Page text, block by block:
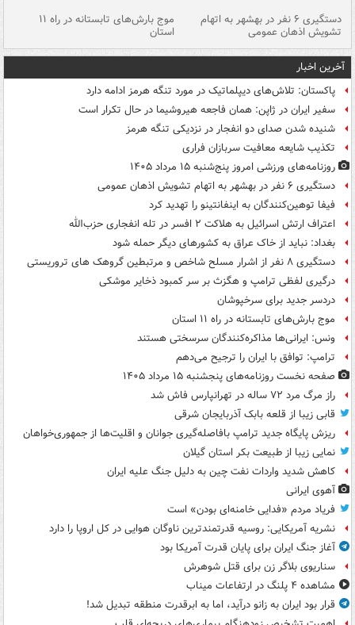
دستگیری ۶ نفر در بهشهر به اتهام
تشویش اذهان عمومی
موج بارش‌های تابستانه در راه ۱۱
استان
آخرین اخبار
پاکستان: تلاش‌های دیپلماتیک در مورد تنگه هرمز ادامه دارد
سفیر ایران در ژاپن: همان فاجعه هیروشیما در حال تکرار است
شنیده شدن صدای دو انفجار در نزدیکی تنگه هرمز
تکذیب شایعه معافیت سربازان فراری
روزنامه‌های ورزشی امروز پنج‌شنبه ۱۵ مرداد ۱۴۰۵
دستگیری ۶ نفر در بهشهر به اتهام تشویش اذهان عمومی
فیفا توهین‌کنندگان به اینفانتینو را تهدید کرد
اعتراف ارتش اسرائیل به هلاکت ۲ افسر در تله انفجاری حزب‌الله
بغداد: نباید از خاک عراق به کشورهای دیگر حمله شود
دستگیری ۸ نفر از اشرار مسلح شاخص و مرتبطین گروهک های تروریستی
درگیری لفظی ترامپ و هگزث بر سر کمبود ذخایر موشکی
دردسر جدید برای سرخپوشان
موج بارش‌های تابستانه در راه ۱۱ استان
ونس: ایرانی‌ها مذاکره‌کنندگان سرسختی هستند
ترامپ: توافق با ایران را ترجیح می‌دهم
صفحه نخست روزنامه‌های پنجشنبه ۱۵ مرداد ۱۴۰۵
راز مرگ مرد ۷۲ ساله در تهرانپارس فاش شد
قابی زیبا از قلعه بابک آذربایجان شرقی
ریزش پایگاه جدید ترامپ بافاصله‌گیری جوانان و اقلیت‌ها از جمهوری‌خواهان
نمایی زیبا از طبیعت بکر استان گیلان
کاهش شدید واردات نفت چین به دلیل جنگ علیه ایران
آهوی ایرانی
فریاد مردم «فدایی خامنه‌ای بودن» است
نشریه آمریکایی: روسیه قدرتمندترین ناوگان هوایی در کل اروپا را دارد
آغاز جنگ ایران برای پایان قدرت آمریکا بود
سناریوی بلاگر زن برای قتل شوهرش
مشاهده ۴ پلنگ در ارتفاعات میناب
قرار بود ایران به زانو درآید، اما به ابرقدرت منطقه تبدیل شد!